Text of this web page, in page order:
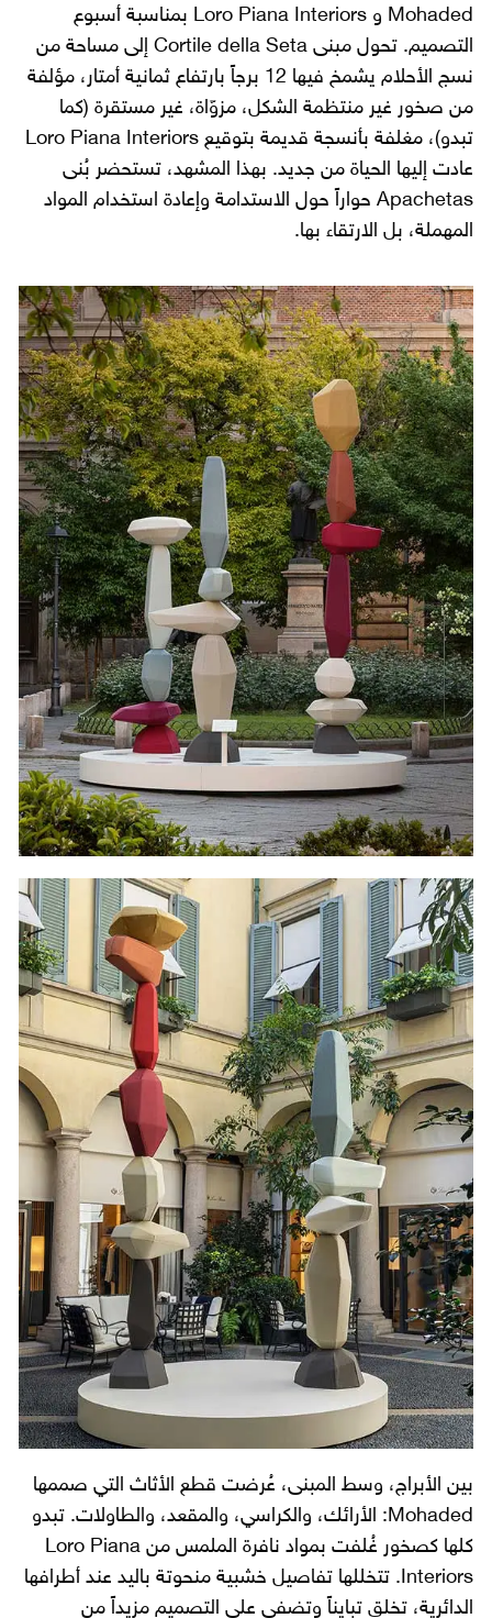
Mohaded و Loro Piana Interiors بمناسبة أسبوع
التصميم. تحول مبنى Cortile della Seta إلى مساحة من
نسج الأحلام يشمخ فيها 12 برجاً بارتفاع ثمانية أمتار، مؤلفة
من صخور غير منتظمة الشكل، مزوّاة، غير مستقرة (كما
تبدو)، مغلفة بأنسجة قديمة بتوقيع Loro Piana Interiors
عادت إليها الحياة من جديد. بهذا المشهد، تستحضر بُنى
Apachetas حواراً حول الاستدامة وإعادة استخدام المواد
المهملة، بل الارتقاء بها.
بين الأبراج، وسط المبنى، عُرضت قطع الأثاث التي صممها
Mohaded: الأرائك، والكراسي، والمقعد، والطاولات. تبدو
كلها كصخور غُلفت بمواد نافرة الملمس من Loro Piana
Interiors. تتخللها تفاصيل خشبية منحوتة باليد عند أطرافها
الدائرية، تخلق تبايناً وتضفي على التصميم مزيداً من